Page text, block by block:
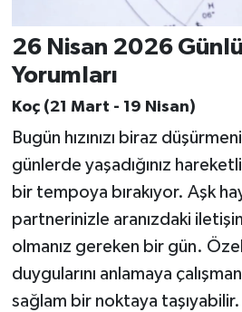
26 Nisan 2026
Yorumları
Koç (21 Mart - 19 Nisan)
Bugün hızınızı biraz
günlerde yaşadığınız
bir tempoya bırakıyor. Aşk
partnerinizle aranızdaki
olmanız gereken bir gün.
duygularını anlamaya
sağlam bir noktaya